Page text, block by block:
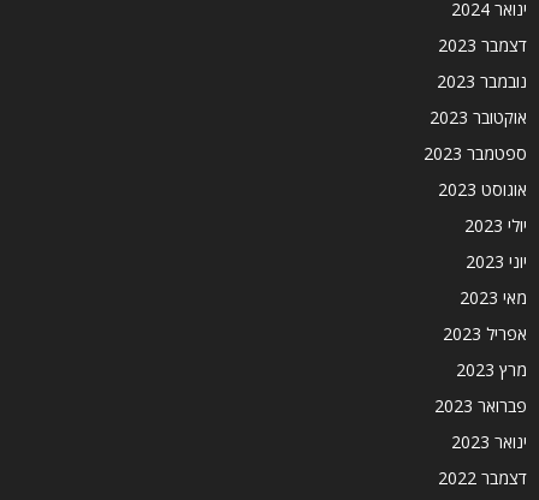
ינואר 2024
דצמבר 2023
נובמבר 2023
אוקטובר 2023
ספטמבר 2023
אוגוסט 2023
יולי 2023
יוני 2023
מאי 2023
אפריל 2023
מרץ 2023
פברואר 2023
ינואר 2023
דצמבר 2022